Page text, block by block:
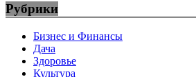
Рубрики
Бизнес и Финансы
Дача
Здоровье
Культура